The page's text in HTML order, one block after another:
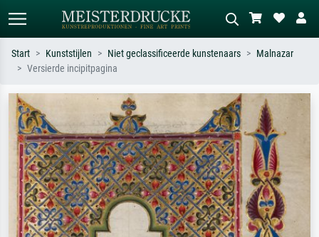
Zoek op kunstenaar, titel of stijl – bijv.
Monet, Sterrennacht, impressionisme,
Hokusai-golf, naakt.
Beschrijf de scène – bijv. groene
weide, abstract met veel rood, donker
olieverfschilderij, staand naakt naast
een boom.
Start Kunststijlen Niet geclassificeerde kunstenaars
Malnazar
Versierde incipitpagina